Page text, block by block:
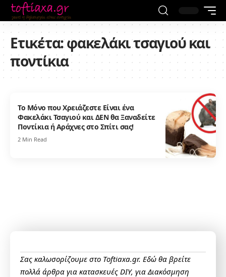
Ετικέτα:φακελάκι τσαγιού και
ποντίκια
Το Μόνο που Χρειάζεστε Είναι ένα
Φακελάκι Τσαγιού και ΔΕΝ θα Ξαναδείτε
Ποντίκια ή Αράχνες στο Σπίτι σας!
2 Min Read
Σας καλωσορίζουμε στο Toftiaxa.gr. Εδώ θα βρείτε
πολλά άρθρα για κατασκευές DIY, για Διακόσμηση